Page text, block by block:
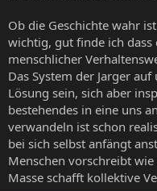
Ob die Geschichte wahr
wichtig, gut finde ich dass
menschlicher
Das System der Jarger
Lösung sein, sich aber
bestehendes in eine uns
verwandeln ist schon
bei sich selbst anfängt
Menschen vorschreibt
Masse schafft kollektive